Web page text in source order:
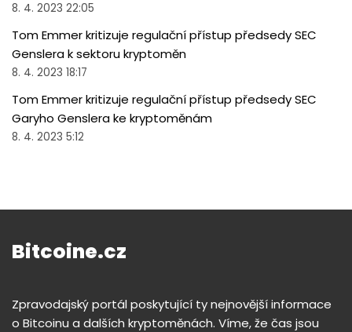
8. 4. 2023 22:05
Tom Emmer kritizuje regulační přístup předsedy SEC
Genslera k sektoru kryptoměn
8. 4. 2023 18:17
Tom Emmer kritizuje regulační přístup předsedy SEC
Garyho Genslera ke kryptoměnám
8. 4. 2023 5:12
Bitcoine.cz
Zpravodajský portál poskytující ty nejnovější informace
o Bitcoinu a dalších kryptoměnách. Víme, že čas jsou